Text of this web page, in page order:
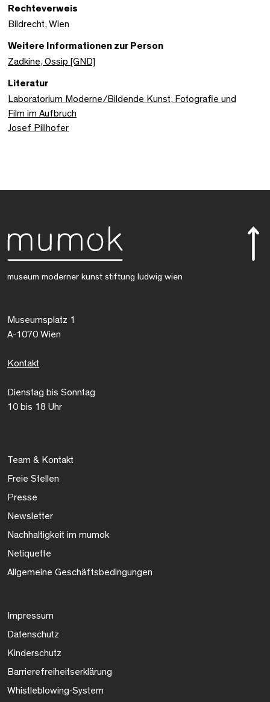
Rechteverweis
Bildrecht, Wien
Weitere Informationen zur Person
Zadkine, Ossip [GND]
Literatur
Laboratorium Moderne/Bildende Kunst, Fotografie und
Film im Aufbruch
Josef Pillhofer
museum moderner kunst stiftung ludwig wien
Museumsplatz 1
A-1070 Wien
Kontakt
Dienstag bis Sonntag
10 bis 18 Uhr
Team & Kontakt
Freie Stellen
Presse
Newsletter
Nachhaltigkeit im mumok
Netiquette
Allgemeine Geschäftsbedingungen
Impressum
Datenschutz
Kinderschutz
Barrierefreiheitserklärung
Whistleblowing-System